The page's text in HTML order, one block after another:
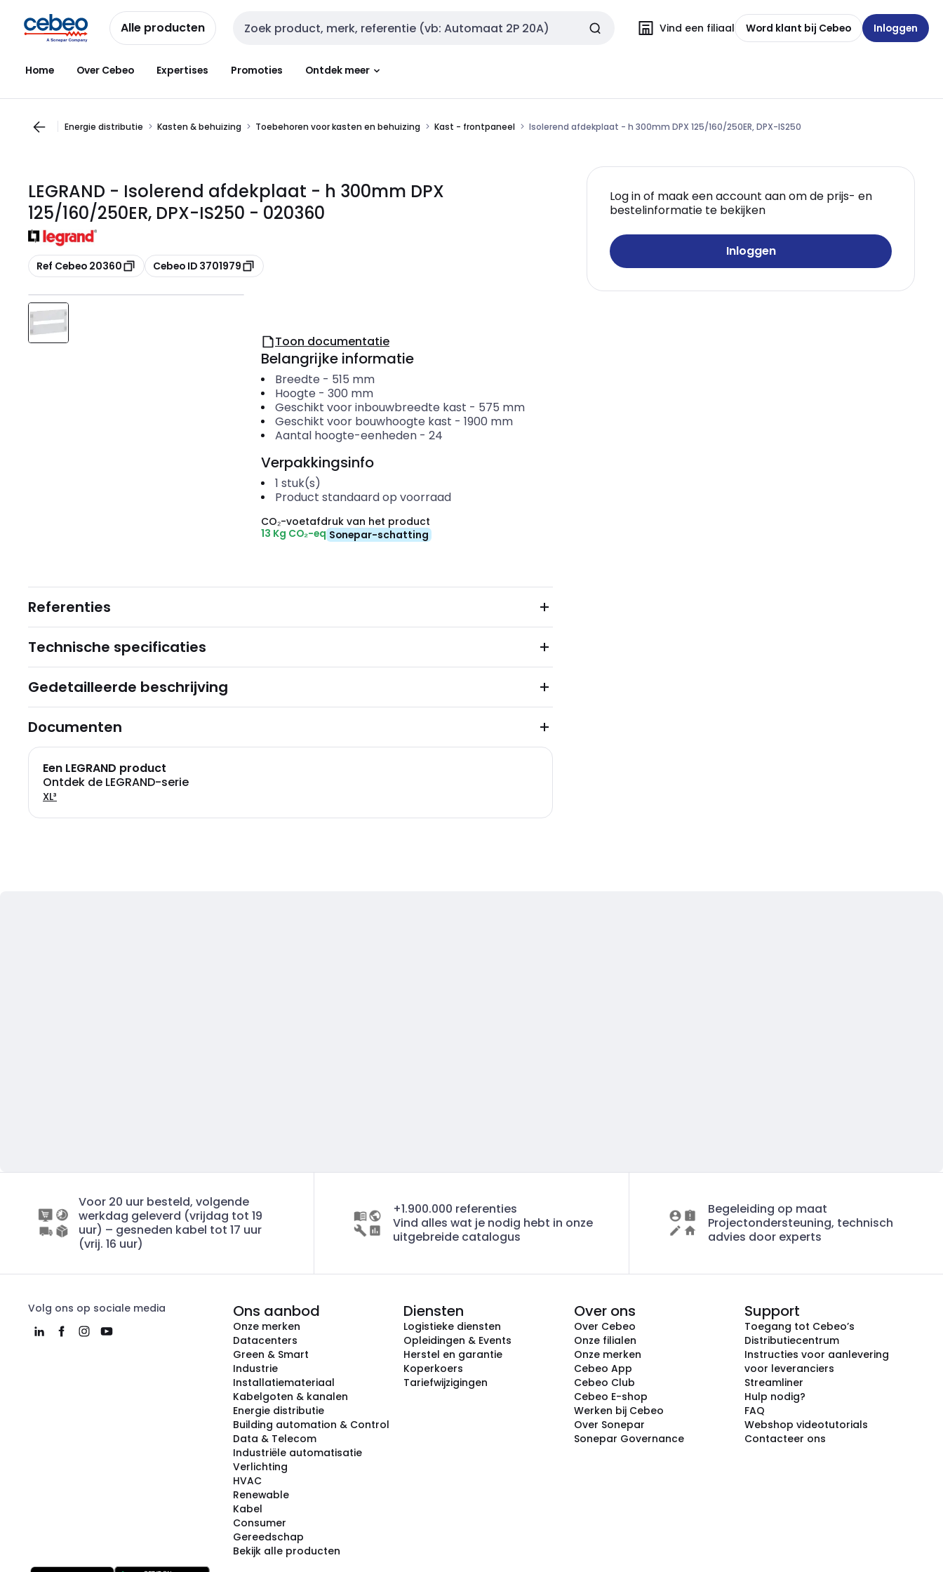
naar
navigatie
naar
inhoud
Alle producten Zoekveld invoer Vind een filiaal Word klant bij Cebeo Inloggen
Home Over Cebeo Expertises Promoties Ontdek meer
Energie distributie Kasten & behuizing Toebehoren voor kasten en behuizing Kast - frontpaneel Isolerend afdekplaat - h 300mm DPX 125/160/250ER, DPX-IS250
LEGRAND - Isolerend afdekplaat - h 300mm DPX
125/160/250ER, DPX-IS250 - 020360
Kopiëren
Ref Cebeo 20360 Kopiëren
Cebeo ID 3701979
Log in of maak een account aan om de prijs- en
bestelinformatie te bekijken
Inloggen
Toon documentatie
Belangrijke informatie
Breedte - 515 mm
Hoogte - 300 mm
Geschikt voor inbouwbreedte kast - 575 mm
Geschikt voor bouwhoogte kast - 1900 mm
Aantal hoogte-eenheden- 24
Verpakkingsinfo
1 stuk(s)
Product standaard op voorraad
CO₂-voetafdruk van het product
13 Kg CO₂-eq Sonepar-schatting
Referenties
Technische specificaties
Gedetailleerde beschrijving
Documenten
Een LEGRAND product
Ontdek de LEGRAND-serie
XL³
Voor 20 uur besteld, volgende
werkdag geleverd (vrijdag tot 19
uur) – gesneden kabel tot 17 uur
(vrij. 16 uur)
+1.900.000 referenties
Vind alles wat je nodig hebt in onze
uitgebreide catalogus
Begeleiding op maat
Projectondersteuning, technisch
advies door experts
Volg ons op sociale media Ons aanbod
Onze merken
Datacenters
Green & Smart
Industrie
Installatiemateriaal
Kabelgoten & kanalen
Energie distributie
Building automation & Control
Data & Telecom
Industriële automatisatie
Verlichting
HVAC
Renewable
Kabel
Consumer
Gereedschap
Bekijk alle producten
Diensten
Logistieke diensten
Opleidingen & Events
Herstel en garantie
Koperkoers
Tariefwijzigingen
Over ons
Over Cebeo
Onze filialen
Onze merken
Cebeo App
Cebeo Club
Cebeo E-shop
Werken bij Cebeo
Over Sonepar
Sonepar Governance
Support
Toegang tot Cebeo’s
Distributiecentrum
Instructies voor aanlevering
voor leveranciers
Streamliner
Hulp nodig?
FAQ
Webshop videotutorials
Contacteer ons